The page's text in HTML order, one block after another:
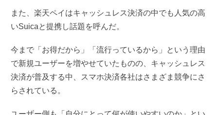
また、楽天ペイはキャッシュレス決済の中でも人気の高
いSuicaと提携し話題を呼んだ。
今まで「お得だから」「流行っているから」という理由
で新規ユーザーを増やせていたものの、キャッシュレス
決済が普及する中、スマホ決済各社はさまざま競争にさ
らされている。